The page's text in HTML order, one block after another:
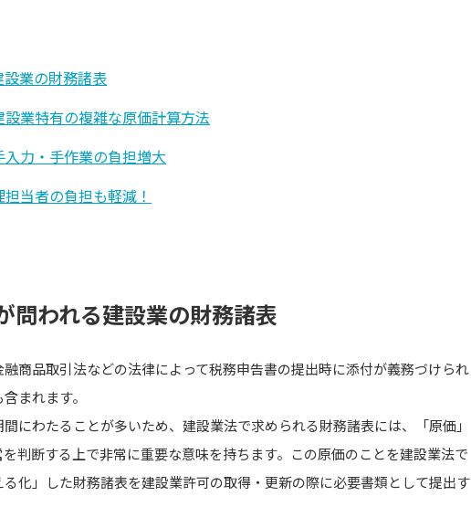
業の財務諸表
業特有の複雑な原価計算方法
力・手作業の負担増大
当者の負担も軽減！
問われる建設業の財務諸表
商品取引法などの法律によって税務申告書の提出時に添付が義務づけられ
まれます。
にわたることが多いため、建設業法で求められる財務諸表には、「原価」
判断する上で非常に重要な意味を持ちます。この原価のことを建設業法で
化」した財務諸表を建設業許可の取得・更新の際に必要書類として提出す